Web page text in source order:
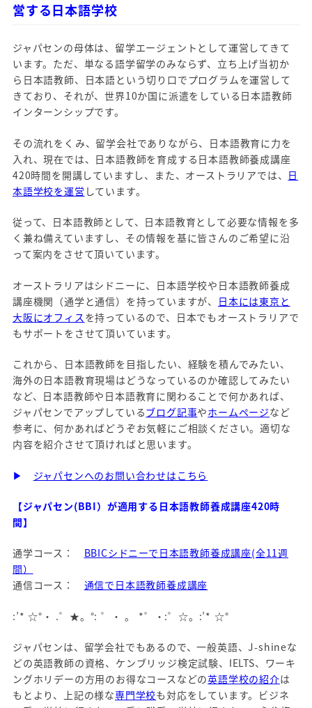
営する日本語学校
ジャパセンの母体は、留学エージェントとして運営してきて
います。ただ、単なる語学留学のみならず、立ち上げ当初か
ら日本語教師、日本語という切り口でプログラムを運営して
きており、それが、世界10か国に派遣をしている日本語教師
インターンシップです。
その流れをくみ、留学会社でありながら、日本語教育に力を
入れ、現在では、日本語教師を育成する日本語教師養成講座
420時間を開講していますし、また、オーストラリアでは、 日
本語学校を運営 しています。
従って、日本語教師として、日本語教育として必要な情報を多
く兼ね備えていますし、その情報を基に皆さんのご希望に沿
って案内をさせて頂いています。
オーストラリアはシドニーに、日本語学校や日本語教師養成
講座機関（通学と通信）を持っていますが、 日本には東京と
大阪にオフィス を持っているので、日本でもオーストラリアで
もサポートをさせて頂いています。
これから、日本語教師を目指したい、経験を積んでみたい、
海外の日本語教育現場はどうなっているのか確認してみたい
など、日本語教師や日本語教育に関わることで何かあれば、
ジャパセンでアップしているブログ記事やホームページなど
参考に、何かあればどうぞお気軽にご相談ください。適切な
内容を紹介させて頂ければと思います。
▶ ジャパセンへのお問い合わせはこちら
【ジャパセン(BBI）が適用する日本語教師養成講座420時
間】
通学コース： BBICシドニーで日本語教師養成講座(全11週
間）
通信コース： 通信で日本語教師養成講座
:’* ☆°・ .゜★。°: ゜・ 。 *゜・:゜☆。:’* ☆°
ジャパセンは、留学会社でもあるので、一般英語、J-shineな
どの英語教師の資格、ケンブリッジ検定試験、IELTS、ワーキ
ングホリデーの方用のお得なコースなどの英語学校の紹介は
もとより、上記の様な専門学校も対応をしています。ビジネ